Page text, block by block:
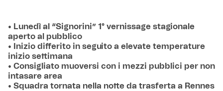
• Lunedì al “Signorini” 1° vernissage stagionale
aperto al pubblico
• Inizio differito in seguito a elevate temperature
inizio settimana
• Consigliato muoversi con i mezzi pubblici per non
intasare area
• Squadra tornata nella notte da trasferta a Rennes